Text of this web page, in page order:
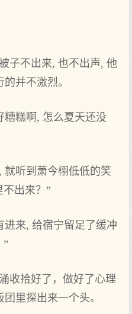
子不出来, 也不出声, 他‌
并不激烈。
糟糕啊, 怎么夏天‌还没
就听到萧今栩低低的‌笑
不出来？”
进‌来, 给宿宁留足了缓冲
”
收拾好了，做好了心理‌
里探出来一个头。